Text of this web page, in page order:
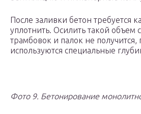
После заливки бетон требуется
уплотнить. Осилить такой объем
трамбовок и палок не получится,
используются специальные
Фото 9. Бетонирование